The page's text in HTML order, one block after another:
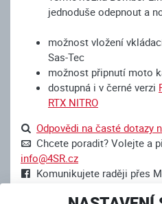
jednoduše odepnout a
možnost vložení
Sas-Tec
možnost připnutí moto
dostupná i v černé verzi
RTX NITRO
Odpovědi na časté dotazy
Chcete poradit? Volejte a
info@4SR.cz
Komunikujete raději přes